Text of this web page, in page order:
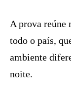
A prova reúne
todo o país,
ambiente
noite.